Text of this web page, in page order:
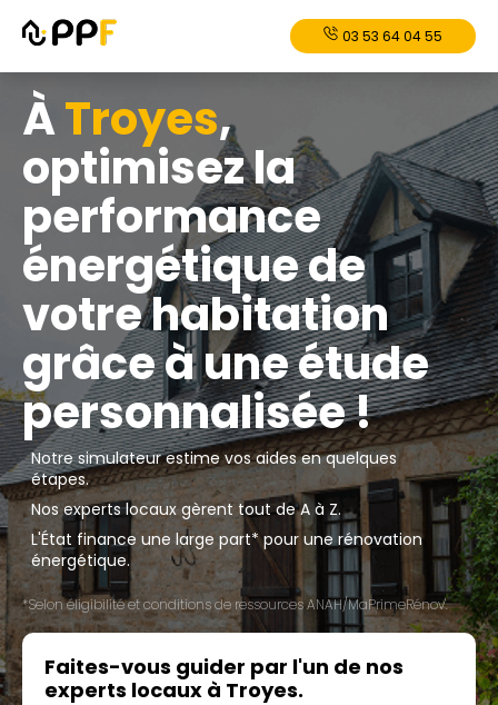
03 53 64 04 55
ÀTroyes,
optimisez la
performance
énergétique de
votre habitation
grâce à une étude
personnalisée !
Notre simulateur estime vos aides en quelques
étapes.
Nos experts locaux gèrent tout de A à Z.
L'État finance une large part* pour une rénovation
énergétique.
*Selon éligibilité et conditions de ressources ANAH/MaPrimeRénov'.
Faites-vous guider par l'un de nos
experts locaux à Troyes.